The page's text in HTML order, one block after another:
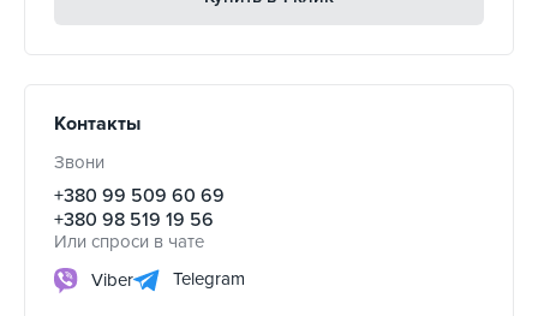
Контакты
Звони
+380 99 509 60 69
+380 98 519 19 56
Или спроси в чате
Viber
Telegram